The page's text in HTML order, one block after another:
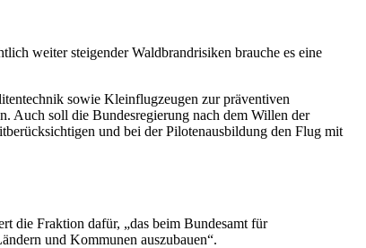
weiter steigender Waldbrandrisiken brauche es eine
sowie Kleinflugzeugen zur präventiven
Auch soll die Bundesregierung nach dem Willen der
und bei der Pilotenausbildung den Flug mit
die Fraktion dafür, „das beim Bundesamt für
und Kommunen auszubauen“.